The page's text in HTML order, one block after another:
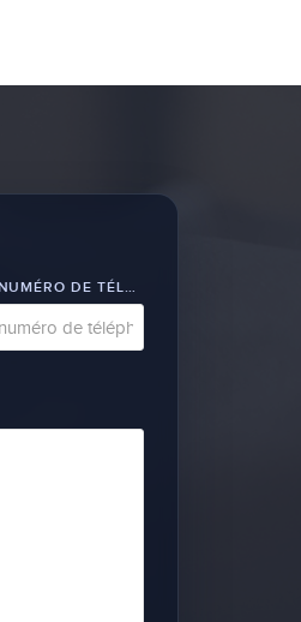
VOTRE NUMÉRO DE TÉLÉPHONE